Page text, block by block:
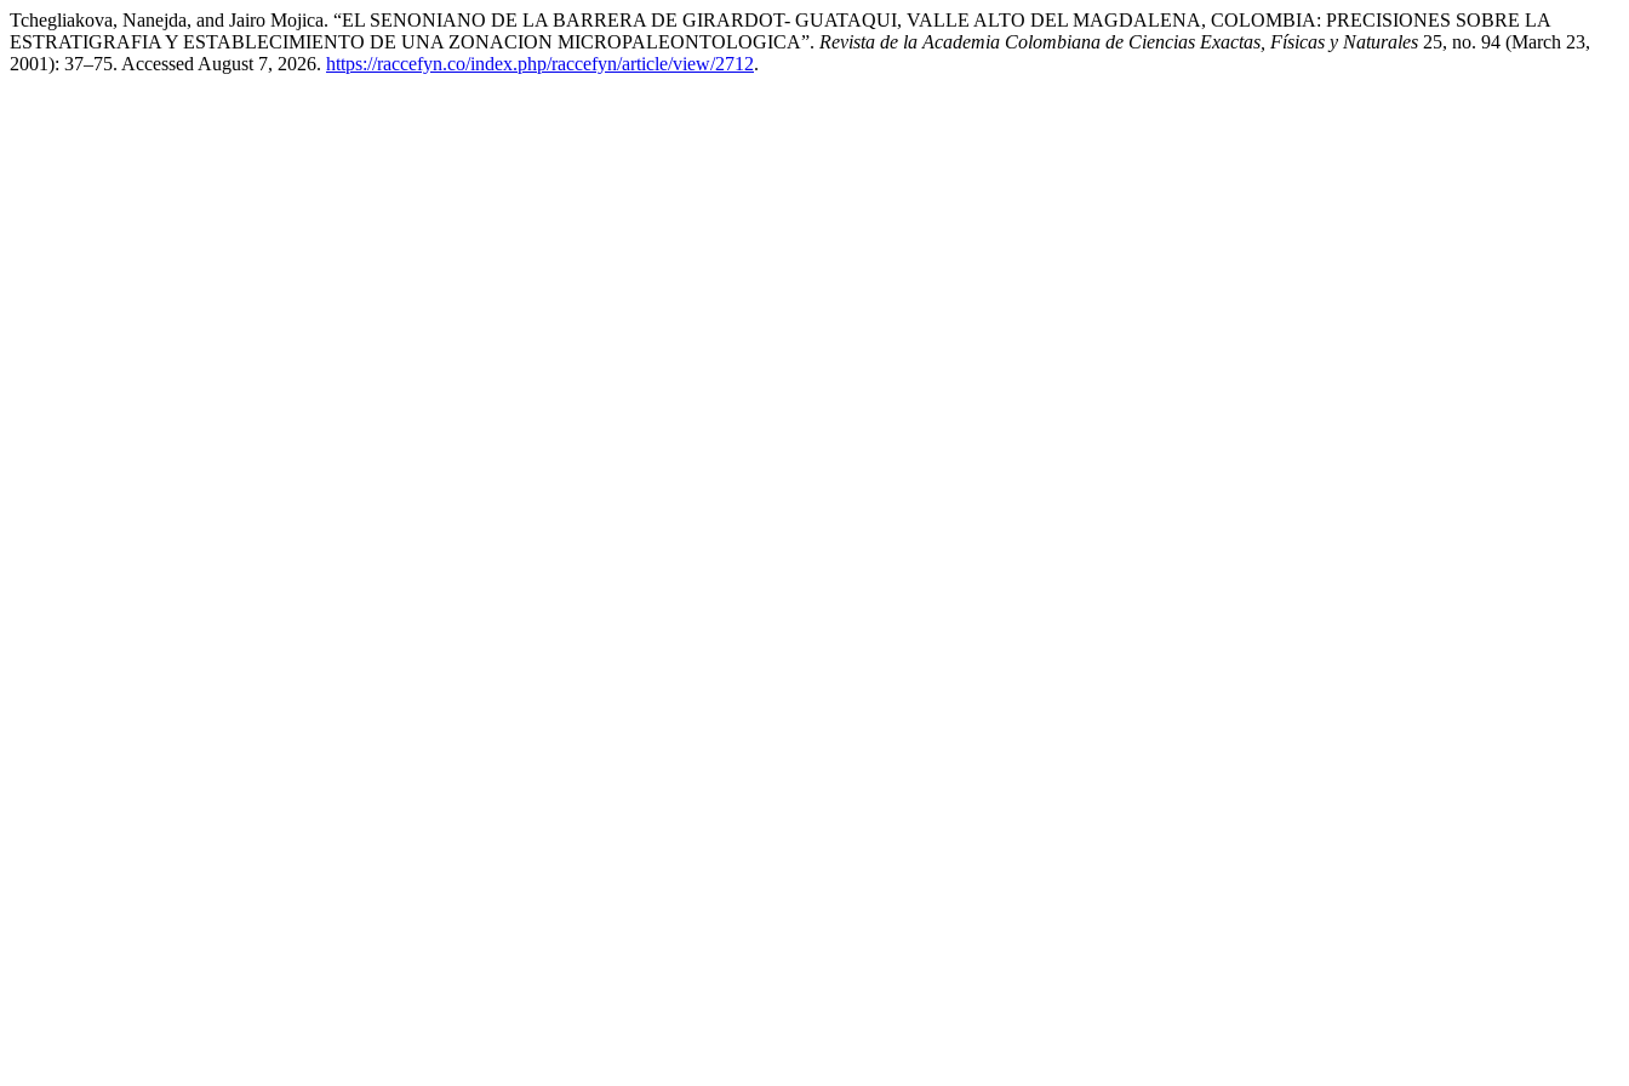
Tchegliakova, Nanejda, and Jairo Mojica. “EL SENONIANO DE LA BARRERA DE GIRARDOT- GUATAQUI, VALLE ALTO DEL MAGDALENA, COLOMBIA: PRECISIONES SOBRE LA
ESTRATIGRAFIA Y ESTABLECIMIENTO DE UNA ZONACION MICROPALEONTOLOGICA”. Revista de la Academia Colombiana de Ciencias Exactas, Físicas y Naturales 25, no. 94 (March 23,
2001): 37–75. Accessed August 7, 2026. https://raccefyn.co/index.php/raccefyn/article/view/2712.